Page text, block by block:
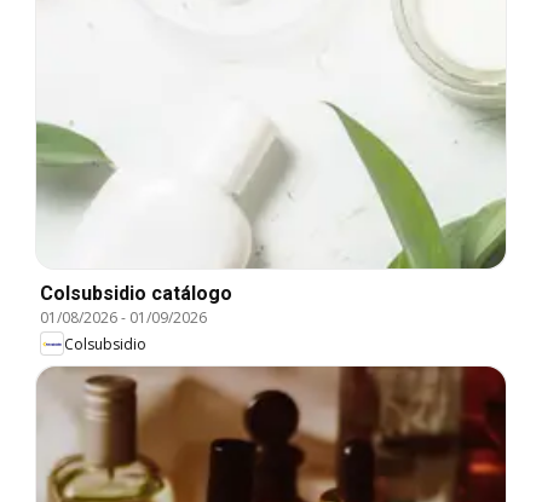
Colsubsidio catálogo
01/08/2026- 01/09/2026
Colsubsidio